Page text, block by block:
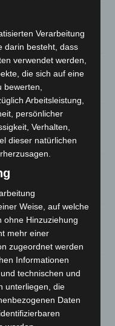
nach
in Niedersachsen
schnell
A7 – Polizei sucht
auf Baustelle
Verarbeitung
darin besteht, dass
verwendet werden,
die sich auf eine
bewerten,
Arbeitsleistung,
persönlicher
Verhalten,
dieser natürlichen
Weise, auf welche
ohne Hinzuziehung
mehr einer
zugeordnet werden
Informationen
technischen und
unterliegen, die
Daten